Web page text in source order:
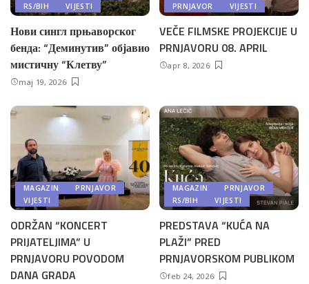
RS/BIH
VIJESTI
Нови сингл прњаворског
бенда: “Деминутив” објавио
мистичну “Клетву”
maj 19, 2026
PRNJAVOR
VIJESTI
VEČE FILMSKE PROJEKCIJE U
PRNJAVORU 08. APRIL
apr 8, 2026
MAGAZIN
PRNJAVOR
VIJESTI
ODRŽAN “KONCERT
PRIJATELJIMA” U
PRNJAVORU POVODOM
DANA GRADA
MAGAZIN
PRNJAVOR
RS/BIH
VIJESTI
PREDSTAVA “KUĆA NA
PLAŽI” PRED
PRNJAVORSKOM PUBLIKOM
feb 24, 2026